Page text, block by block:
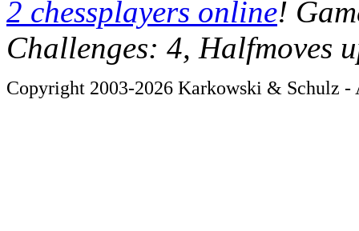
2 chessplayers online!
Challenges: 4, Halfmoves
Copyright 2003-2026 Karkowski & Schulz